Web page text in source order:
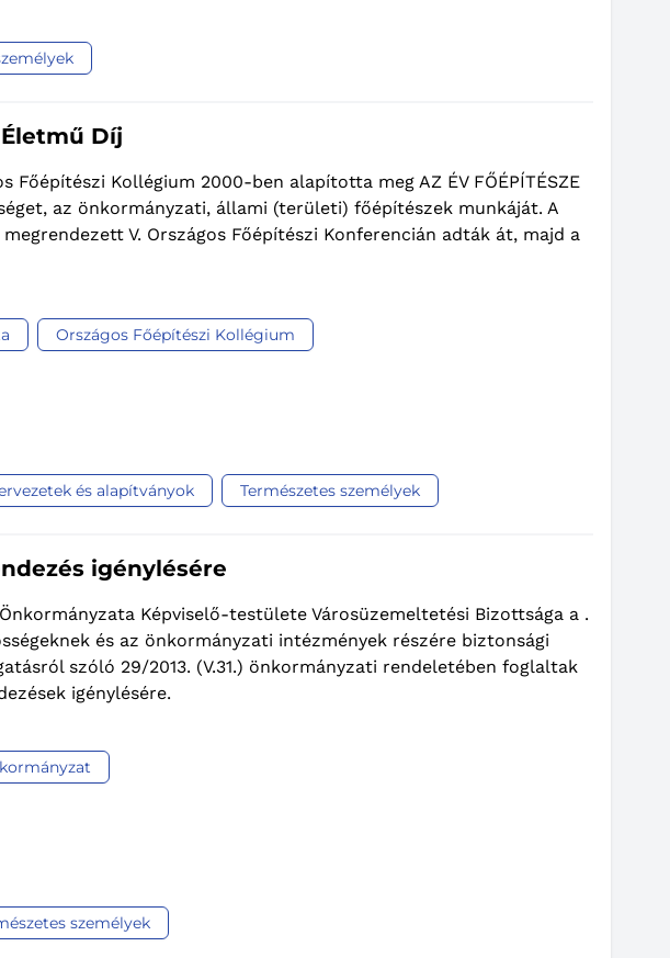
Díj
Főépítészi Kollégium 2000-ben alapította meg AZ ÉV FŐÉPÍTÉSZE
az önkormányzati, állami (területi) főépítészek munkáját. A
V. Országos Főépítészi Konferencián adták át, majd a
Országos Főépítészi Kollégium
és alapítványok Természetes személyek
igénylésére
Képviselő-testülete Városüzemeltetési Bizottsága a .
és az önkormányzati intézmények részére biztonsági
szóló 29/2013. (V.31.) önkormányzati rendeletében foglaltak
igénylésére.
személyek